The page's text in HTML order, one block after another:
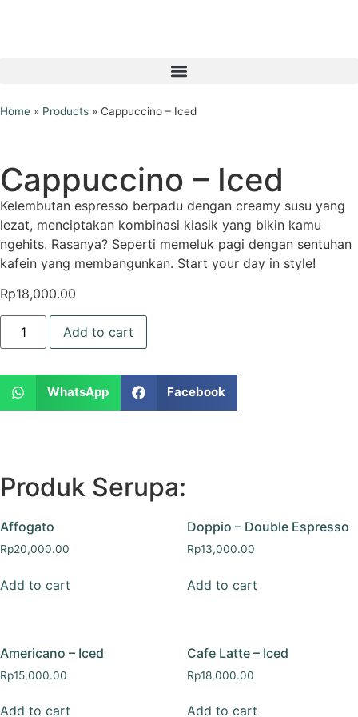
Home » Products » Cappuccino – Iced
Cappuccino – Iced
Kelembutan espresso berpadu dengan creamy susu yang
lezat, menciptakan kombinasi klasik yang bikin kamu
ngehits. Rasanya? Seperti memeluk pagi dengan sentuhan
kafein yang membangunkan. Start your day in style!
Rp18,000.00
Add to cart
WhatsApp Facebook
Produk Serupa:
Affogato
Rp20,000.00
Add to cart
Doppio – Double Espresso
Rp13,000.00
Add to cart
Americano – Iced
Rp15,000.00
Add to cart
Cafe Latte – Iced
Rp18,000.00
Add to cart